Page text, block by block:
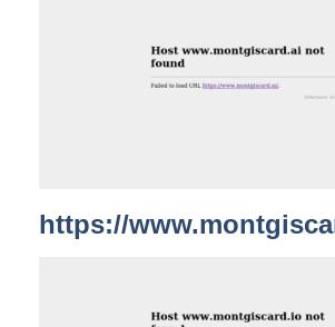
https://